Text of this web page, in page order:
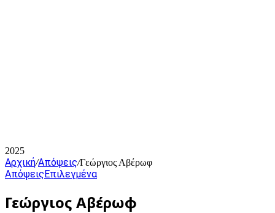
2025
Αρχική/Απόψεις/Γεώργιος Αβέρωφ
ΑπόψειςΕπιλεγμένα
Γεώργιος Αβέρωφ